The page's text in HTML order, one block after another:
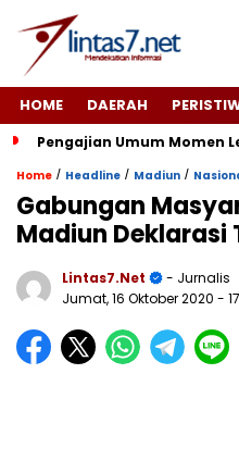
HOME DAERAH
Pengajian Umum Momen
Home / Headline / Madiun /
Gabungan
Madiun Deklarasi
Lintas7.net
- Jurnalis
Jumat, 16 Oktober 2020 -